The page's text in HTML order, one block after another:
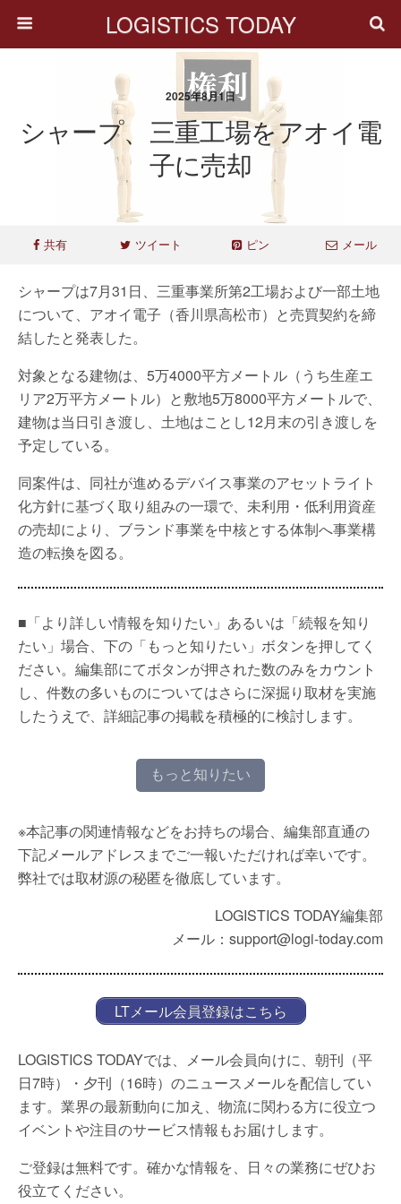
LOGISTICS TODAY
2025年8月1日
シャープ、三重工場をアオイ電
子に売却
共有 ツイート ピン メール
シャープは7月31日、三重事業所第2工場および一部土地
について、アオイ電子（香川県高松市）と売買契約を締
結したと発表した。
対象となる建物は、5万4000平方メートル（うち生産エ
リア2万平方メートル）と敷地5万8000平方メートルで、
建物は当日引き渡し、土地はことし12月末の引き渡しを
予定している。
同案件は、同社が進めるデバイス事業のアセットライト
化方針に基づく取り組みの一環で、未利用・低利用資産
の売却により、ブランド事業を中核とする体制へ事業構
造の転換を図る。
■「より詳しい情報を知りたい」あるいは「続報を知り
たい」場合、下の「もっと知りたい」ボタンを押してく
ださい。編集部にてボタンが押された数のみをカウント
し、件数の多いものについてはさらに深掘り取材を実施
したうえで、詳細記事の掲載を積極的に検討します。
もっと知りたい
※本記事の関連情報などをお持ちの場合、編集部直通の
下記メールアドレスまでご一報いただければ幸いです。
弊社では取材源の秘匿を徹底しています。
LOGISTICS TODAY編集部
メール：support@logi-today.com
LTメール会員登録はこちら
LOGISTICS TODAYでは、メール会員向けに、朝刊（平
日7時）・夕刊（16時）のニュースメールを配信してい
ます。業界の最新動向に加え、物流に関わる方に役立つ
イベントや注目のサービス情報もお届けします。
ご登録は無料です。確かな情報を、日々の業務にぜひお
役立てください。